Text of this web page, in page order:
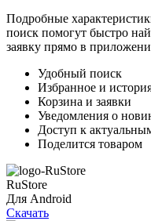
Подробные
поиск помогут быстро
заявку прямо в
Удобный поиск
Избранное и
Корзина и заявки
Уведомления о
Доступ к
Поделится товаром
RuStore
Для Android
Скачать